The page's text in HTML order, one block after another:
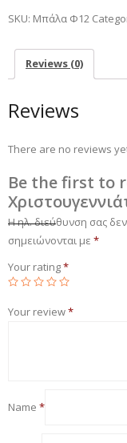
12cm
0,3cm
quantity
SKU: Μπάλα Φ12
Reviews (0)
Reviews
There are no reviews
Be the first to
Η ηλ. διεύθυνση σας
σημειώνονται με *
Your rating*
Your review*
Name *